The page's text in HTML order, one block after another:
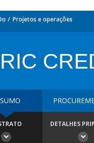
Projetos e operações
DETALHES